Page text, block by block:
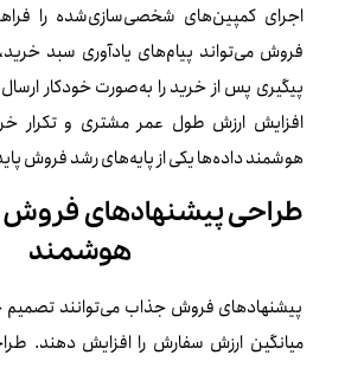
اجرای کمپین‌های شخصی‌سازی‌شده را
فروش می‌تواند پیام‌های یادآوری سبد
پیگیری پس از خرید را به‌صورت خودکار
افزایش ارزش طول عمر مشتری و تکرار
هوشمند داده‌ها یکی از پایه‌های رشد فروش
طراحی پیشنهادهای
هوشمند
پیشنهادهای فروش جذاب می‌توانند تصمیم
میانگین ارزش سفارش را افزایش دهند.